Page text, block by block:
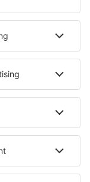
Hotels Drapers
di Cecina